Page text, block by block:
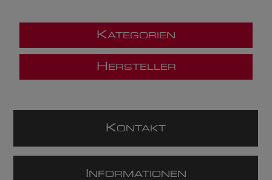
KATEGORIEN
H ERSTELLER
KONTAKT
NFORMATIONEN